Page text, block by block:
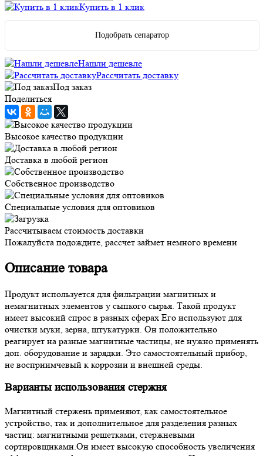
Купить в 1 клик
Подобрать сепаратор
Нашли дешевле
Рассчитать доставку
Под заказ
Поделиться
Высокое качество продукции
Доставка в любой регион
Собственное производство
Специальные условия для оптовиков
Рассчитываем стоимость доставки
Пожалуйста подождите, рассчет займет немного времени
Описание товара
Продукт используется для фильтрации магнитных и
немагнитных элементов у сыпкого сырья. Такой продукт
имеет высокий спрос в разных сферах Его используют для
очистки муки, зерна, штукатурки. Он положительно
реагирует на разные магнитные частицы, не нужно применять
доп. оборудование и зарядки. Это самостоятельный прибор,
не восприимчевый к коррозии и внешней среды.
Варианты использования стержня
Магнитный стержень применяют, как самостоятельное
устройство, так и дополнительное для разделения разных
частиц: магнитными решетками, стержневыми
сортировщиками.Он имеет высокую способность увеличения